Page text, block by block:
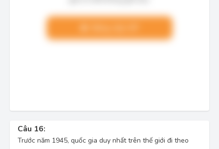
Câu 16:
Trước năm 1945, quốc gia duy nhất trên thế giới đi theo